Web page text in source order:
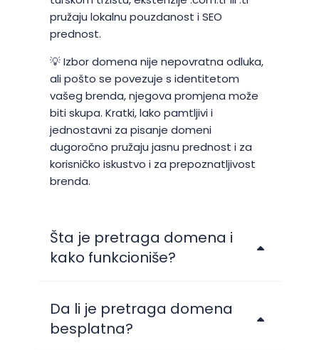
pružaju lokalnu pouzdanost i SEO
prednost.
💡 Izbor domena nije nepovratna odluka,
ali pošto se povezuje s identitetom
vašeg brenda, njegova promjena može
biti skupa. Kratki, lako pamtljivi i
jednostavni za pisanje domeni
dugoročno pružaju jasnu prednost i za
korisničko iskustvo i za prepoznatljivost
brenda.
Šta je pretraga domena i
kako funkcioniše?
Da li je pretraga domena
besplatna?